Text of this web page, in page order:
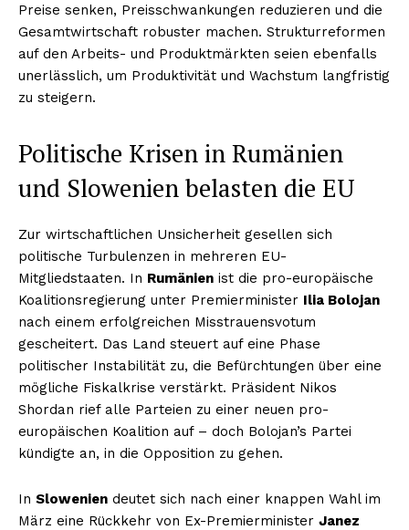
Preise senken, Preisschwankungen reduzieren und die
Gesamtwirtschaft robuster machen. Strukturreformen
auf den Arbeits- und Produktmärkten seien ebenfalls
unerlässlich, um Produktivität und Wachstum langfristig
zu steigern.
Politische Krisen in Rumänien
und Slowenien belasten die EU
Zur wirtschaftlichen Unsicherheit gesellen sich
politische Turbulenzen in mehreren EU-
Mitgliedstaaten. In Rumänien ist die pro-europäische
Koalitionsregierung unter Premierminister Ilia Bolojan
nach einem erfolgreichen Misstrauensvotum
gescheitert. Das Land steuert auf eine Phase
politischer Instabilität zu, die Befürchtungen über eine
mögliche Fiskalkrise verstärkt. Präsident Nikos
Shordan rief alle Parteien zu einer neuen pro-
europäischen Koalition auf – doch Bolojan’s Partei
kündigte an, in die Opposition zu gehen.
In Slowenien deutet sich nach einer knappen Wahl im
März eine Rückkehr von Ex-Premierminister Janez